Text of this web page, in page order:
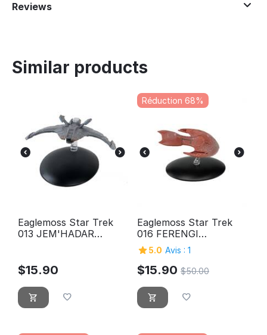
Reviews
Similar products
Eaglemoss Star Trek
013 JEM'HADAR
$15.90
Réduction 68%
Eaglemoss Star Trek
016 FERENGI
MARAUDER
5.0 Avis : 1
$15.90 $50.00